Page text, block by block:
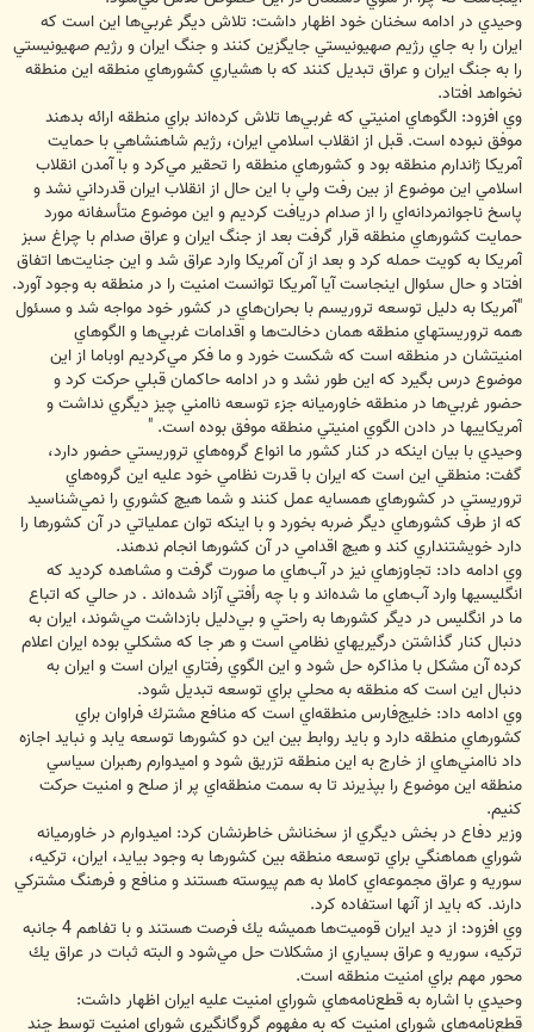
وحيدي در ادامه سخنان خود اظهار داشت: تلاش ديگر غربي‌ها اين است كه
ايران را به جاي رژيم صهيونيستي جايگزين كنند و جنگ ايران و رژيم صهيونيستي
را به جنگ ايران و عراق تبديل كنند كه با هشياري كشورهاي منطقه اين منطقه
نخواهد افتاد.
وي افزود: الگوهاي امنيتي كه غربي‌ها تلاش كرده‌اند براي منطقه ارائه بدهند
موفق نبوده است. قبل از انقلاب اسلامي ايران، رژيم شاهنشاهي با حمايت
آمريكا ژاندارم منطقه بود و كشورهاي منطقه را تحقير مي‌كرد و با آمدن انقلاب
اسلامي اين موضوع از بين رفت ولي با اين حال از انقلاب ايران قدرداني نشد و
پاسخ ناجوانمردانه‌اي را از صدام دريافت كرديم و اين موضوع متأسفانه مورد
حمايت كشورهاي منطقه قرار گرفت بعد از جنگ ايران و عراق صدام با چراغ سبز
آمريكا به كويت حمله كرد و بعد از آن آمريكا وارد عراق شد و اين جنايت‌ها اتفاق
افتاد و حال سئوال اينجاست آيا آمريكا توانست امنيت را در منطقه به وجود آورد.
"آمريكا به دليل توسعه تروريسم با بحران‌هاي در كشور خود مواجه شد و مسئول
همه تروريستهاي منطقه همان دخالت‌ها و اقدامات غربي‌ها و الگوهاي
امنيتشان در منطقه است كه شكست خورد و ما فكر مي‌كرديم اوباما از اين
موضوع درس بگيرد كه اين طور نشد و در ادامه حاكمان قبلي حركت كرد و
حضور غربي‌ها در منطقه خاورميانه جزء توسعه ناامني چيز ديگري نداشت و
آمريكاييها در دادن الگوي امنيتي منطقه موفق بوده است. "
وحيدي با بيان اينكه در كنار كشور ما انواع گروه‌هاي تروريستي حضور دارد،
گفت: منطقي اين است كه ايران با قدرت نظامي خود عليه اين گروه‌هاي
تروريستي در كشورهاي همسايه عمل كنند و شما هيچ كشوري را نمي‌شناسيد
كه از طرف كشورهاي ديگر ضربه بخورد و با اينكه توان عملياتي در آن كشورها را
دارد خويشتنداري كند و هيچ اقدامي در آن كشورها انجام ندهند.
وي ادامه داد: تجاوز‌هاي نيز در آب‌هاي ما صورت گرفت و مشاهده كرديد كه
انگليسيها وارد آب‌هاي ما شده‌اند و با چه رأفتي آزاد شده‌اند . در حالي كه اتباع
ما در انگليس در ديگر كشورها به راحتي و بي‌دليل بازداشت مي‌شوند، ايران به
دنبال كنار گذاشتن درگيريهاي نظامي است و هر جا كه مشكلي بوده ايران اعلام
كرده آن مشكل با مذاكره حل شود و اين الگوي رفتاري ايران است و ايران به
دنبال اين است كه منطقه به محلي براي توسعه تبديل شود.
وي ادامه داد: خليج‌فارس منطقه‌اي است كه منافع مشترك فراوان براي
كشورهاي منطقه دارد و بايد روابط بين اين دو كشورها توسعه يابد و نبايد اجازه
داد ناامني‌هاي از خارج به اين منطقه تزريق شود و اميدوارم رهبران سياسي
منطقه اين موضوع را بپذيرند تا به سمت منطقه‌اي پر از صلح و امنيت حركت
كنيم.
وزير دفاع در بخش ديگري از سخنانش خاطرنشان كرد: اميدوارم در خاورميانه
شوراي هماهنگي براي توسعه منطقه بين كشورها به وجود بيايد، ايران، تركيه،
سوريه و عراق مجموعه‌اي كاملا به هم پيوسته هستند و منافع و فرهنگ مشتركي
دارند. كه بايد از آنها استفاده كرد.
وي افزود: از ديد ايران قوميت‌ها هميشه يك فرصت هستند و با تفاهم 4 جانبه
تركيه، سوريه و عراق بسياري از مشكلات حل مي‌شود و البته ثبات در عراق يك
محور مهم براي امنيت منطقه است.
وحيدي با اشاره به قطع‌نامه‌هاي شوراي امنيت عليه ايران اظهار داشت:
قطع‌نامه‌هاي شوراي امنيت كه به مفهوم گروگانگيري شوراي امنيت توسط چند